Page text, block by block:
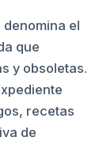
el
que
y obsoletas.
recetas
de